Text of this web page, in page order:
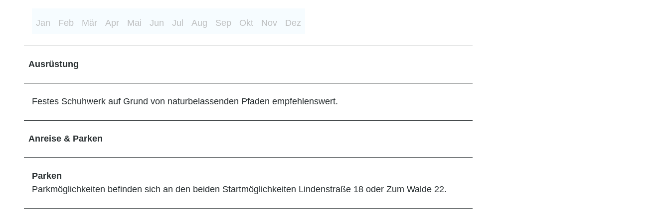
Jan Feb Mär Apr Mai Jun Jul Aug Sep Okt Nov Dez
Ausrüstung
Festes Schuhwerk auf Grund von naturbelassenden Pfaden empfehlenswert.
Anreise & Parken
Parken
Parkmöglichkeiten befinden sich an den beiden Startmöglichkeiten Lindenstraße 18 oder Zum Walde 22.